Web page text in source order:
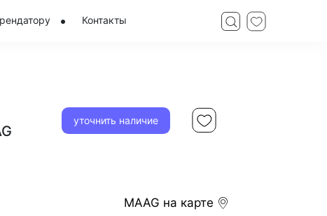
Контакты
уточнить наличие
MAAG на карте